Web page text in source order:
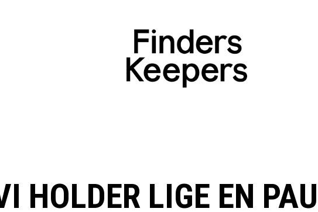
HOLDER LIGE EN